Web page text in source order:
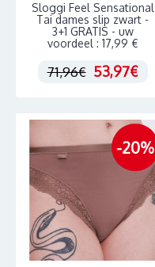
Sloggi Feel Sensational
Tai dames slip zwart -
3+1 GRATIS - uw
voordeel : 17,99 €
71,96€ 53,97€
-20%